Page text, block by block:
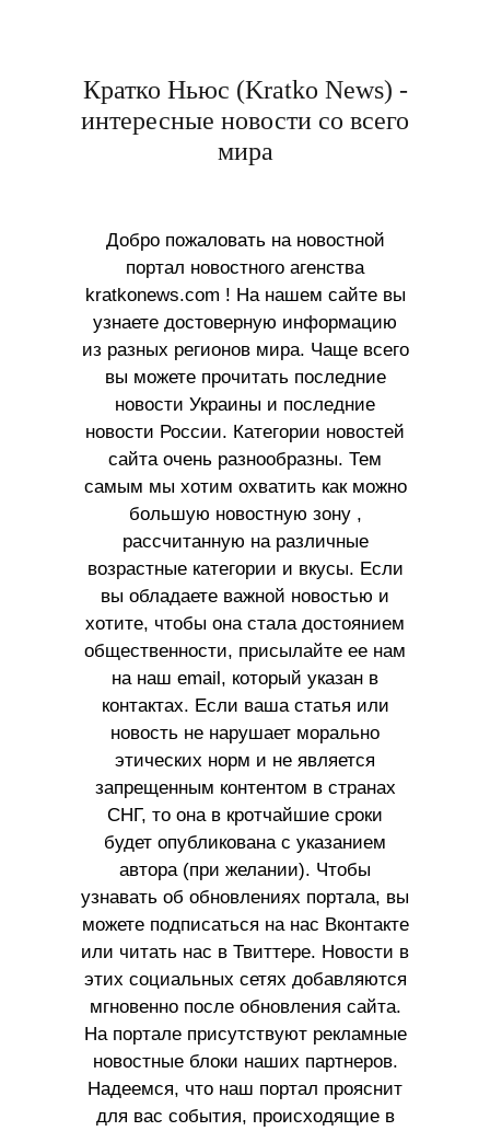
Кратко Ньюс (Kratko News) -
интересные новости со всего
мира
Добро пожаловать на новостной
портал новостного агенства
kratkonews.com ! На нашем сайте вы
узнаете достоверную информацию
из разных регионов мира. Чаще всего
вы можете прочитать последние
новости Украины и последние
новости России. Категории новостей
сайта очень разнообразны. Тем
самым мы хотим охватить как можно
большую новостную зону ,
рассчитанную на различные
возрастные категории и вкусы. Если
вы обладаете важной новостью и
хотите, чтобы она стала достоянием
общественности, присылайте ее нам
на наш email, который указан в
контактах. Если ваша статья или
новость не нарушает морально
этических норм и не является
запрещенным контентом в странах
СНГ, то она в кротчайшие сроки
будет опубликована с указанием
автора (при желании). Чтобы
узнавать об обновлениях портала, вы
можете подписаться на нас Вконтакте
или читать нас в Твиттере. Новости в
этих социальных сетях добавляются
мгновенно после обновления сайта.
На портале присутствуют рекламные
новостные блоки наших партнеров.
Надеемся, что наш портал прояснит
для вас события, происходящие в